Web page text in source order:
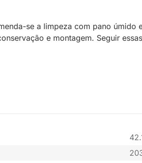
se a limpeza com pano
e montagem. Seguir